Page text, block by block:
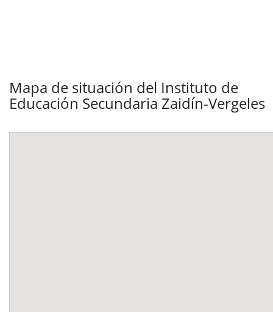
Mapa de situación del Instituto de
Educación Secundaria Zaidín-Vergeles